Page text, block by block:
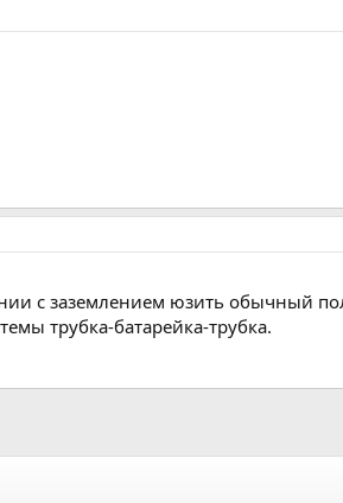
с заземлением юзить обычный
трубка-батарейка-трубка.